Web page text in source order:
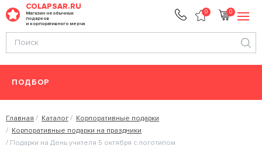
COLAPSAR.RU
Магазин необычных
подарков
и корпоративного мерча
0 0
ПОДБОР
Главная Каталог
Корпоративные подарки
Корпоративные подарки на праздники
Подарки на День учителя 5 октября с логотипом